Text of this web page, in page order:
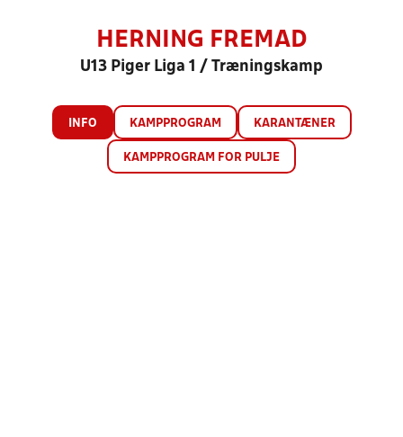
HERNING FREMAD
U13 Piger Liga 1 / Træningskamp
INFO KAMPPROGRAM KARANTÆNER
KAMPPROGRAM FOR PULJE